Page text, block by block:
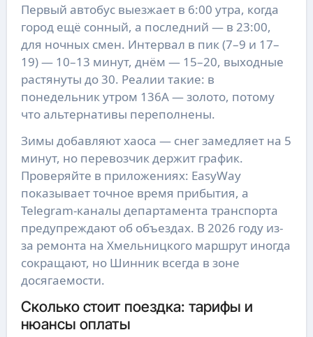
Первый автобус выезжает в 6:00 утра, когда
город ещё сонный, а последний — в 23:00,
для ночных смен. Интервал в пик (7–9 и 17–
19) — 10–13 минут, днём — 15–20, выходные
растянуты до 30. Реалии такие: в
понедельник утром 136А — золото, потому
что альтернативы переполнены.
Зимы добавляют хаоса — снег замедляет на 5
минут, но перевозчик держит график.
Проверяйте в приложениях: EasyWay
показывает точное время прибытия, а
Telegram-каналы департамента транспорта
предупреждают об объездах. В 2026 году из-
за ремонта на Хмельницкого маршрут иногда
сокращают, но Шинник всегда в зоне
досягаемости.
Сколько стоит поездка: тарифы и
нюансы оплаты